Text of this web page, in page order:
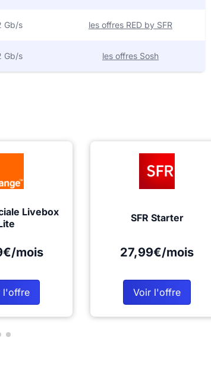
Gb/s les offres RED by SFR
Gb/s les offres Sosh
Livebox
mois
l'offre
SFR Starter
27,99€/mois
Voir l'offre